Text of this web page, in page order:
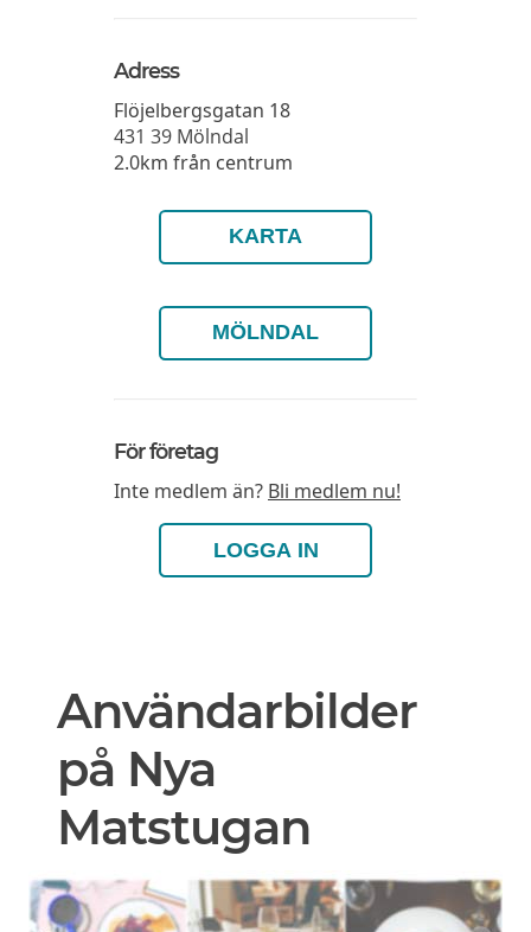
Adress
Flöjelbergsgatan 18
431 39 Mölndal
2.0km från centrum
KARTA
MÖLNDAL
För företag
Inte medlem än? Bli medlem nu!
LOGGA IN
Användarbilder
på Nya
Matstugan